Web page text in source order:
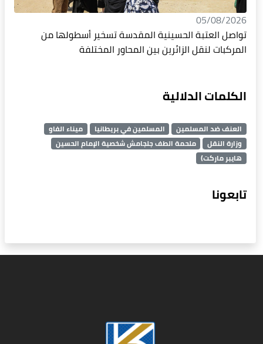
05/08/2026
تواصل العتبة الحسينية المقدسة تسخير أسطولها من
المركبات لنقل الزائرين بين المحاور المختلفة
الكلمات الدلالية
العنف ضد المسلمين المسلمين في بريطانيا
ميناء الفاو
وزارة النقل
ملحمة الطف جلجامش شخصية الإمام الحسين
هايبر ماركت)
تابعونا